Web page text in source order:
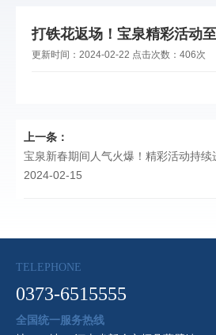
打铁花返场！宝泉精彩活动至
更新时间： 2024-02-22 点击次数： 406次
上一条：
宝泉新春期间人气火爆！精彩活动持续
2024-02-15
TELEPHONE
0373-6515555
全国统一服务热线